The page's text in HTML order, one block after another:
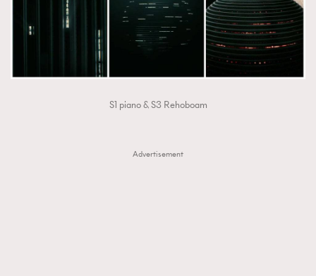
AFrenchMind
DressLikeAParisienne
FashionWeek FigaroAesthetic
S1 piano & S3 Rehoboam
Advertisement